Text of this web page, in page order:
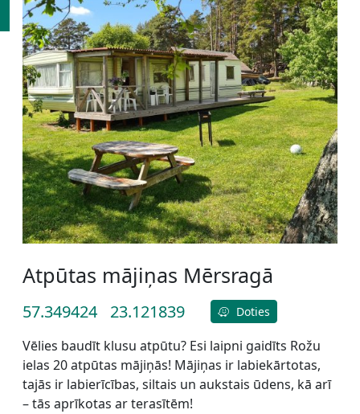
Atpūtas mājiņas Mērsragā
57.349424 23.121839 Doties
Vēlies baudīt klusu atpūtu? Esi laipni gaidīts Rožu
ielas 20 atpūtas mājiņās! Mājiņas ir labiekārtotas,
tajās ir labierīcības, siltais un aukstais ūdens, kā arī
– tās aprīkotas ar terasītēm!